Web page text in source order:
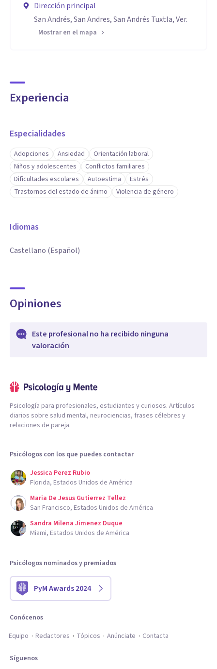
Dirección principal
San Andrés, San Andres, San Andrés Tuxtla, Ver.
Mostrar en el mapa
Experiencia
Especialidades
Adopciones Ansiedad
Orientación laboral
Niños y adolescentes
Conflictos familiares
Dificultades escolares
Autoestima
Estrés
Trastornos del estado de ánimo
Violencia de género
Idiomas
Castellano (Español)
Opiniones
Este profesional no ha recibido ninguna
valoración
Psicología para profesionales, estudiantes y curiosos. Artículos
diarios sobre salud mental, neurociencias, frases célebres y
relaciones de pareja.
Psicólogos con los que puedes contactar
Jessica Perez Rubio
Florida, Estados Unidos de América
Maria De Jesus Gutierrez Tellez
San Francisco, Estados Unidos de América
Sandra Milena Jimenez Duque
Miami, Estados Unidos de América
Psicólogos nominados y premiados
PyM Awards 2024
Conócenos
Equipo
Redactores Tópicos Anúnciate Contacta
Síguenos